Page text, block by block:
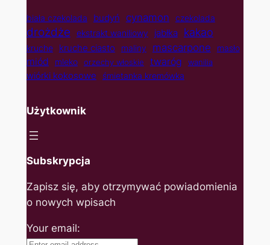
biała czekolada budyń cynamon czekolada
drożdże ekstrakt waniliowy jabłka kakao
kruche kruche ciasto maliny mascarpone masło
miód mleko orzechy włoskie twaróg wanilia
wiórki kokosowe śmietanka kremówka
Użytkownik
Subskrypcja
Zapisz się, aby otrzymywać powiadomienia
o nowych wpisach
Your email: